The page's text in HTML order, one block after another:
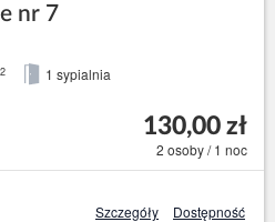
nr 7
2 1 sypialnia
130,00 zł
2 osoby / 1 noc
Szczegóły Dostępność